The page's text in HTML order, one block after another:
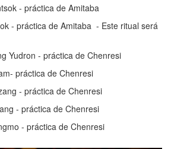
- práctica de Amitaba
- práctica de Amitaba - Este ritual será
Yudron - práctica de Chenresi
práctica de Chenresi
- práctica de Chenresi
- práctica de Chenresi
- práctica de Chenresi